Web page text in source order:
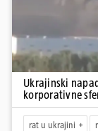
Ukrajinski
korporativne
rat u ukrajini